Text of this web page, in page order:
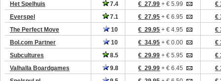
Het Spelhuis
7.4 € 27.99 + € 5.99
€
Everspel
7.1 € 27.95 + € 6.95
€
The Perfect Move
10 € 29.95 + € 4.95
€
Bol.com Partner
10 € 34.95 + € 0.00
€
Subcultures
8.5 € 29.99 + € 5.95
€
Valhalla Boardgames
9.8 € 29.99 + € 6.45
€